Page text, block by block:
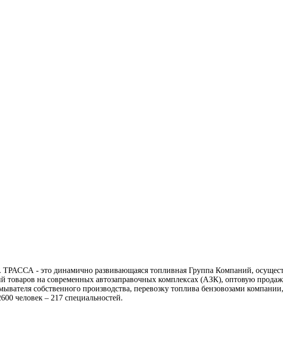
- это динамично развивающаяся топливная Группа Компаний,
товаров на современных автозаправочных комплексах (АЗК), оптовую
собственного производства, перевозку топлива бензовозами
человек – 217 специальностей.